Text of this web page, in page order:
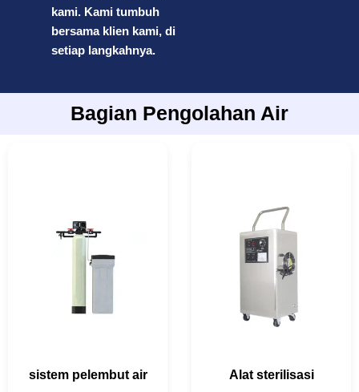
kami. Kami tumbuh
bersama klien kami, di
setiap langkahnya.
Bagian Pengolahan Air
sistem pelembut air Alat sterilisasi